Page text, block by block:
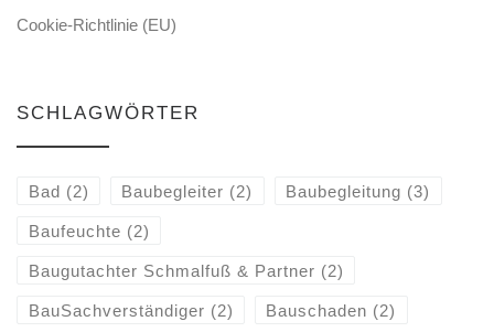
Cookie-Richtlinie (EU)
SCHLAGWÖRTER
Bad (2) Baubegleiter (2) Baubegleitung (3)
Baufeuchte (2)
Baugutachter Schmalfuß & Partner (2)
BauSachverständiger (2) Bauschaden (2)